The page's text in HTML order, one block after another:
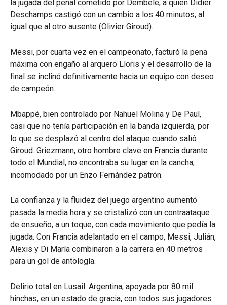
la jugada del penal cometido por Dembelé, a quien Didier
Deschamps castigó con un cambio a los 40 minutos, al
igual que al otro ausente (Olivier Giroud).
Messi, por cuarta vez en el campeonato, facturó la pena
máxima con engaño al arquero Lloris y el desarrollo de la
final se inclinó definitivamente hacia un equipo con deseo
de campeón.
Mbappé, bien controlado por Nahuel Molina y De Paul,
casi que no tenía participación en la banda izquierda, por
lo que se desplazó al centro del ataque cuando salió
Giroud. Griezmann, otro hombre clave en Francia durante
todo el Mundial, no encontraba su lugar en la cancha,
incomodado por un Enzo Fernández patrón.
La confianza y la fluidez del juego argentino aumentó
pasada la media hora y se cristalizó con un contraataque
de ensueño, a un toque, con cada movimiento que pedía la
jugada. Con Francia adelantado en el campo, Messi, Julián,
Alexis y Di María combinaron a la carrera en 40 metros
para un gol de antología.
Delirio total en Lusail. Argentina, apoyada por 80 mil
hinchas, en un estado de gracia, con todos sus jugadores